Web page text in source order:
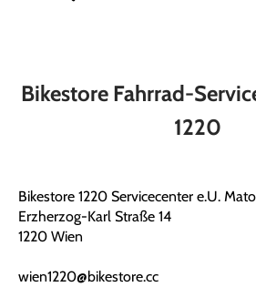
Bikestore Fahrrad-
1220
Bikestore 1220 Servicecenter e.U.
Erzherzog-Karl Straße 14
1220 Wien
wien1220@bikestore.cc